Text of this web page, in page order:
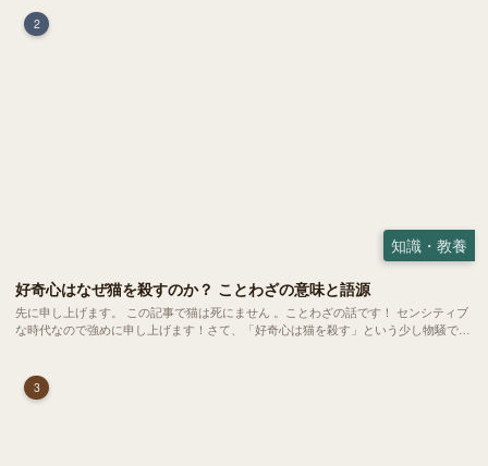
2
知識・教養
好奇心はなぜ猫を殺すのか？ ことわざの意味と語源
先に申し上げます。 この記事で猫は死にません 。ことわざの話です！ センシティブ
な時代なので強めに申し上げます！さて、「好奇心は猫を殺す」という少し物騒で、
3